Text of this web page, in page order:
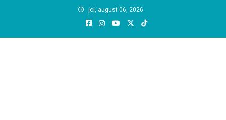
joi, august 06, 2026